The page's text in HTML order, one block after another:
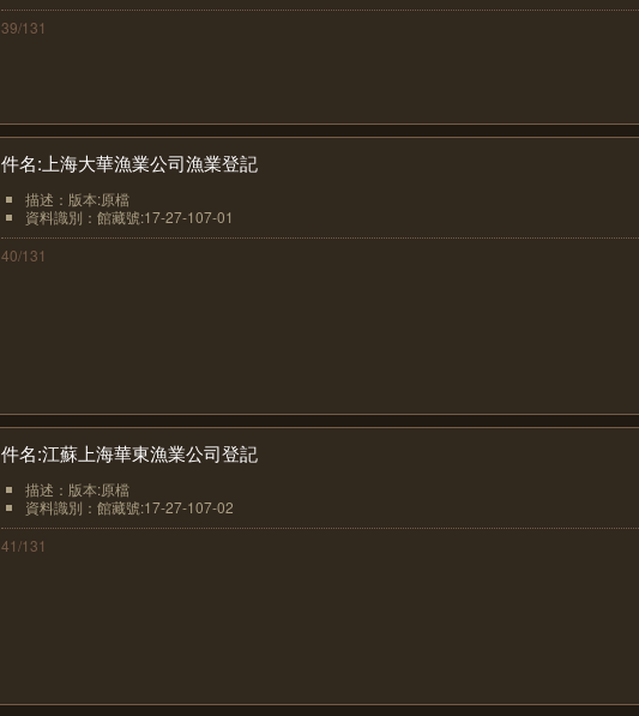
39/131
件名:上海大華漁業公司漁業登記
描述：版本:原檔
資料識別：館藏號:17-27-107-01
40/131
件名:江蘇上海華東漁業公司登記
描述：版本:原檔
資料識別：館藏號:17-27-107-02
41/131